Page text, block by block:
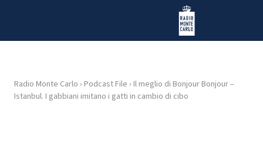
Radio Monte Carlo
HOME
Radio Monte Carlo › Podcast File › Il meglio di Bonjour Bonjour –
Istanbul. I gabbiani imitano i gatti in cambio di cibo